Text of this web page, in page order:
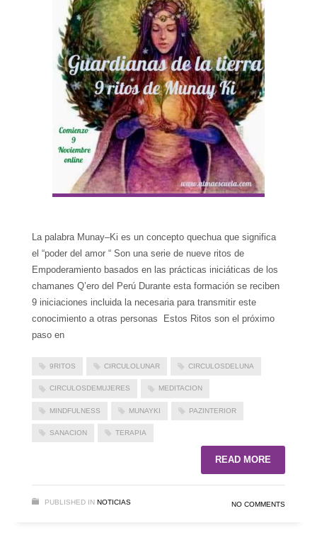
La palabra Munay–Ki es un concepto quechua que significa
el “poder del amor “ Son una serie de nueve ritos de
Empoderamiento basados ​​en las prácticas iniciáticas de los
chamanes Q’ero del Perú Durante esta formación se reciben
9 iniciaciones incluida la necesaria para transmitir este
conocimiento a otras personas Estos Ritos son el próximo
paso en
9RITOS CIRCULOLUNAR CIRCULOSDELUNA
CIRCULOSDEMUJERES MEDITACION
MINDFULNESS MUNAYKI PAZINTERIOR
SANACION TERAPIA
READ MORE
PUBLISHED IN NOTICIAS NO COMMENTS